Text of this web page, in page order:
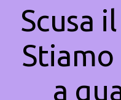
Scusa
a